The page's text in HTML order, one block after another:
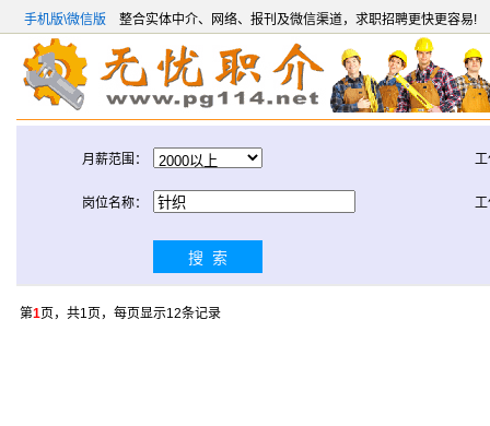
手机版\微信版 整合实体中介、网络、报刊及微信渠道，求职招聘更快更容易!
月薪范围：
岗位名称：
第1页，共1页，每页显示12条记录